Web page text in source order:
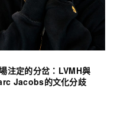
注定的分岔：LVMH與
Jacobs的文化分歧